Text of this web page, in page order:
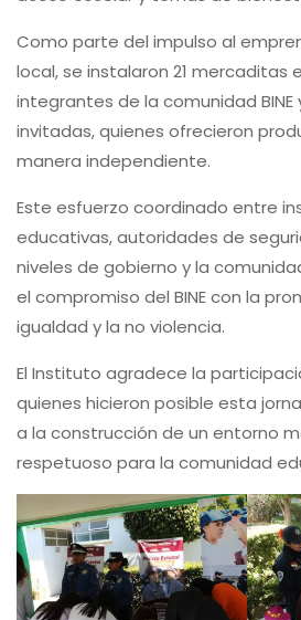
Como parte del impulso al
local, se instalaron 21 mercaditas
integrantes de la comunidad BINE
invitadas, quienes ofrecieron
manera independiente.
Este esfuerzo coordinado entre
educativas, autoridades de
niveles de gobierno y la
el compromiso del BINE con la
igualdad y la no violencia.
El Instituto agradece la
quienes hicieron posible esta
a la construcción de un entorno
respetuoso para la comunidad